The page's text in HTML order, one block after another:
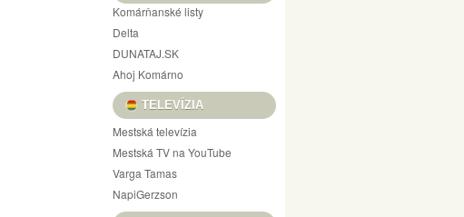
Komárňanské listy
Delta
DUNATAJ.SK
Ahoj Komárno
TELEVÍZIA
Mestská televízia
Mestská TV na YouTube
Varga Tamas
NapiGerzson